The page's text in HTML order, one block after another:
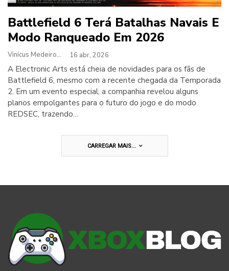
Battlefield 6 Terá Batalhas Navais E
Modo Ranqueado Em 2026
Vinícus Medeiros 16 abr, 2026
A Electronic Arts está cheia de novidades para os fãs de
Battlefield 6, mesmo com a recente chegada da Temporada
2. Em um evento especial, a companhia revelou alguns
planos empolgantes para o futuro do jogo e do modo
REDSEC, trazendo…
CARREGAR MAIS...